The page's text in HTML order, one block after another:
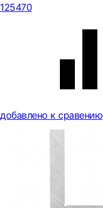
125470
добавлено к сравению